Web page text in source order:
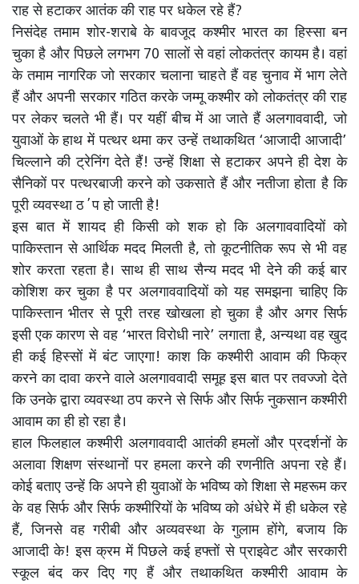
राह से हटाकर आतंक की राह पर धकेल रहे हैं?
निसंदेह तमाम शोर-शराबे के बावजूद कश्मीर भारत का हिस्सा बन
चुका है और पिछले लगभग 70 सालों से वहां लोकतंत्र कायम है। वहां
के तमाम नागरिक जो सरकार चलाना चाहते हैं वह चुनाव में भाग लेते
हैं और अपनी सरकार गठित करके जम्मू कश्मीर को लोकतंत्र की राह
पर लेकर चलते भी हैं। पर यहीं बीच में आ जाते हैं अलगाववादी, जो
युवाओं के हाथ में पत्थर थमा कर उन्हें तथाकथित ‘आजादी आजादी’
चिल्लाने की ट्रेनिंग देते हैं! उन्हें शिक्षा से हटाकर अपने ही देश के
सैनिकों पर पत्थरबाजी करने को उकसाते हैं और नतीजा होता है कि
पूरी व्यवस्था ठ΄प हो जाती है!
इस बात में शायद ही किसी को शक हो कि अलगाववादियों को
पाकिस्तान से आर्थिक मदद मिलती है, तो कूटनीतिक रूप से भी वह
शोर करता रहता है। साथ ही साथ सैन्य मदद भी देने की कई बार
कोशिश कर चुका है पर अलगाववादियों को यह समझना चाहिए कि
पाकिस्तान भीतर से पूरी तरह खोखला हो चुका है और अगर सिर्फ
इसी एक कारण से वह ‘भारत विरोधी नारे’ लगाता है, अन्यथा वह खुद
ही कई हिस्सों में बंट जाएगा! काश कि कश्मीरी आवाम की फिक्र
करने का दावा करने वाले अलगाववादी समूह इस बात पर तवज्जो देते
कि उनके द्वारा व्यवस्था ठप करने से सिर्फ और सिर्फ नुकसान कश्मीरी
आवाम का ही हो रहा है।
हाल फिलहाल कश्मीरी अलगाववादी आतंकी हमलों और प्रदर्शनों के
अलावा शिक्षण संस्थानों पर हमला करने की रणनीति अपना रहे हैं।
कोई बताए उन्हें कि अपने ही युवाओं के भविष्य को शिक्षा से महरूम कर
के वह सिर्फ और सिर्फ कश्मीरियों के भविष्य को अंधेरे में ही धकेल रहे
हैं, जिनसे वह गरीबी और अव्यवस्था के गुलाम होंगे, बजाय कि
आजादी के! इस क्रम में पिछले कई हफ्तों से प्राइवेट और सरकारी
स्कूल बंद कर दिए गए हैं और तथाकथित कश्मीरी आवाम के